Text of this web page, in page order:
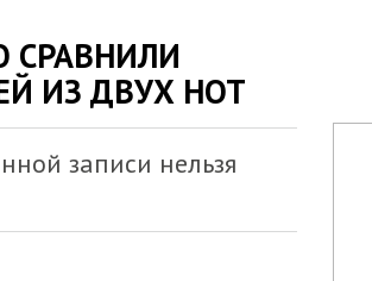
СРАВНИЛИ
ИЗ ДВУХ НОТ
записи нельзя